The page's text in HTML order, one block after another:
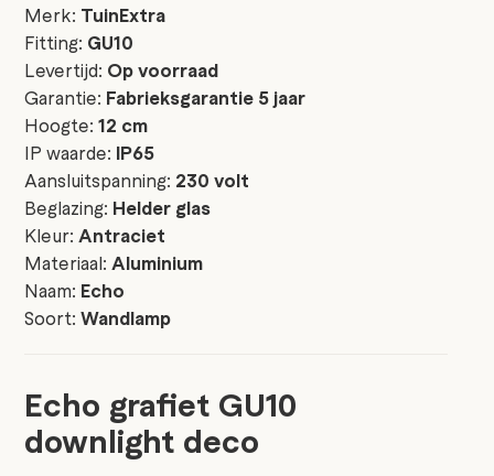
Merk: TuinExtra
Fitting: GU10
Levertijd: Op voorraad
Garantie: Fabrieksgarantie 5 jaar
Hoogte:12 cm
IP waarde: IP65
Aansluitspanning: 230 volt
Beglazing: Helder glas
Kleur: Antraciet
Materiaal: Aluminium
Naam: Echo
Soort:Wandlamp
Echo grafiet GU10
downlight deco